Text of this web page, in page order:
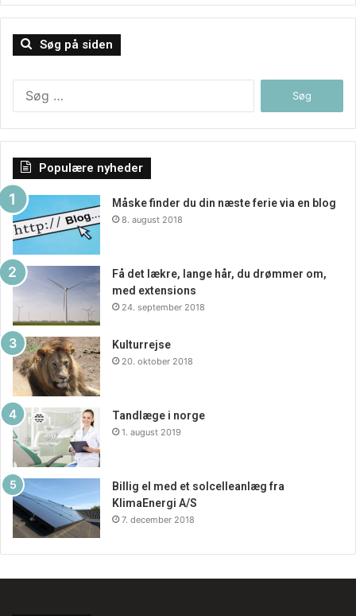
Søg på siden
Populære nyheder
Måske finder du din næste ferie via en blog
8. august 2018
Få det lækre, lange hår, du drømmer om,
med extensions
24. september 2018
Kulturrejse
20. oktober 2018
Tandlæge i norge
1. august 2019
Billig el med et solcelleanlæg fra
KlimaEnergi A/S
7. december 2018